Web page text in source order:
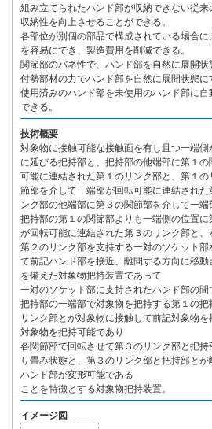
組み立てられたハンド部が収納できない従
収納性を向上させることができる。
各部位が別個の部品で構成されている場合
を容易にでき、製造費用を削減できる。
関節部のバネ性で、ハンド部を自然に展開状
付勢部材の力でハンド部を自然に展開状態に
使用済みのハンド部を未使用のハンド部に
できる。
技術概要
対象物に接触可能な接触面を有し且つ一端
に延びる把持部と、把持部の他端部に第１
可能に連結された第１のリンク部と、第１
節部を介して一端部が回転可能に連結された
ンク部の他端部に第３の関節部を介して一
把持部の第１の関節部よりも一端側の位置
が回転可能に連結された第３のリンク部と、
第２のリンク部を支持する一対のソケット
て前記ハンド部を接近、離間する方向に移動
を備えた対象物把持装置であって
一対のソケット部に支持されたハンド部の間
把持部の一端部で対象物を把持する第１の
リンク部とが対象物に接触して前記対象物を
対象物を把持可能であり
各関節部で回転させて第３のリンク部と把
り畳み状態と、第３のリンク部と把持部と
ハンド部が変形可能である
ことを特徴とする対象物把持装置。
イメージ図